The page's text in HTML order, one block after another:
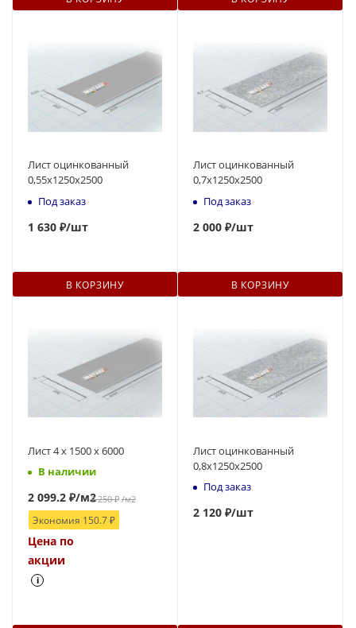
Лист оцинкованный
0,55х1250х2500
Под заказ
1 630 ₽/шт
В КОРЗИНУ
Лист оцинкованный
0,7x1250х2500
Под заказ
2 000 ₽/шт
В КОРЗИНУ
Лист 4 х 1500 х 6000
В наличии
2 250₽ /м2
2 099.2 ₽/м2
Экономия 150.7₽
Цена по
акции
i
Лист оцинкованный
0,8x1250x2500
Под заказ
2 120 ₽/шт